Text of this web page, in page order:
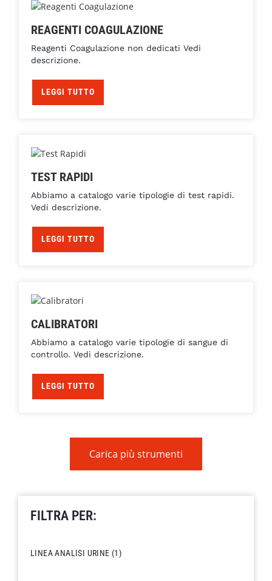
FILTRA PER:
LINEA ANALISI URINE (1)
REAGENTI COAGULAZIONE
Reagenti Coagulazione non dedicati Vedi
descrizione.
LEGGI TUTTO
TEST RAPIDI
Abbiamo a catalogo varie tipologie di test rapidi.
Vedi descrizione.
LEGGI TUTTO
CALIBRATORI
Abbiamo a catalogo varie tipologie di sangue di
controllo. Vedi descrizione.
LEGGI TUTTO
Carica più strumenti